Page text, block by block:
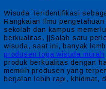
Wisuda Teridentifikasi
Rangkaian Ilmu
sekolah dan kampus
berkualitas. ||Salah satu
wisuda, saat ini, banyak
produsen toga wisuda murah
produk berkualitas dengan
memilih produsen yang
berjalan lebih rapi, khidmat,